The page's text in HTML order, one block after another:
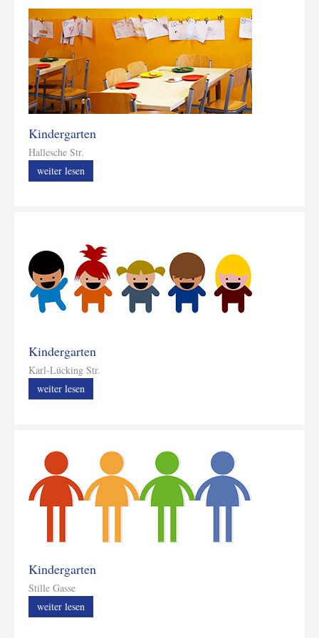
Kindergarten
Hallesche Str.
weiter lesen
Kindergarten
Karl-Lücking Str.
weiter lesen
Kindergarten
Stille Gasse
weiter lesen